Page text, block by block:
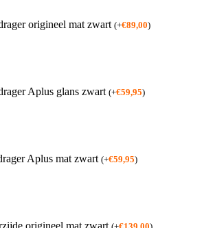
origineel mat zwart (+€89,00)
Aplus glans zwart (+€59,95)
Aplus mat zwart (+€59,95)
origineel mat zwart